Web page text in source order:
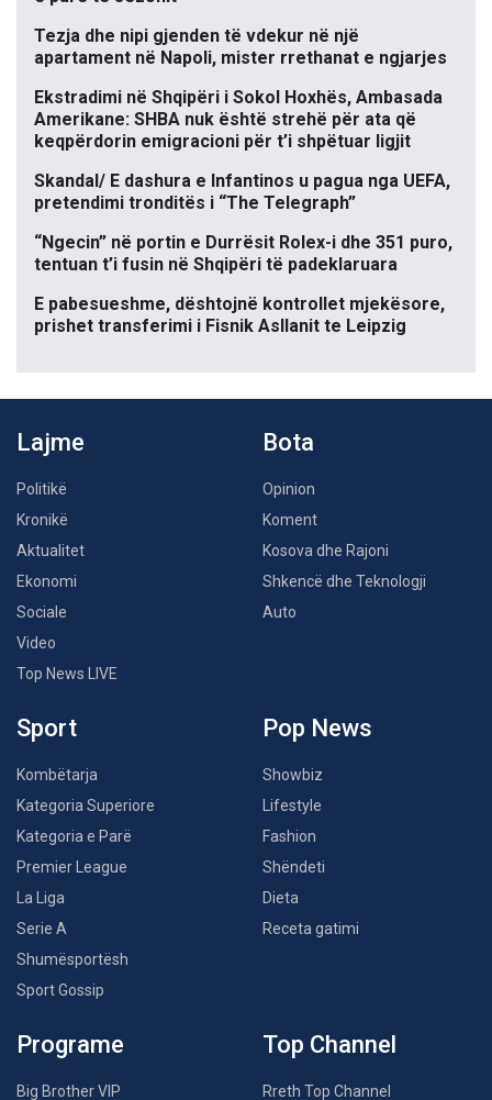
Tezja dhe nipi gjenden të vdekur në një
apartament në Napoli, mister rrethanat e ngjarjes
Ekstradimi në Shqipëri i Sokol Hoxhës, Ambasada
Amerikane: SHBA nuk është strehë për ata që
keqpërdorin emigracioni për t’i shpëtuar ligjit
Skandal/ E dashura e Infantinos u pagua nga UEFA,
pretendimi tronditës i “The Telegraph”
“Ngecin” në portin e Durrësit Rolex-i dhe 351 puro,
tentuan t’i fusin në Shqipëri të padeklaruara
E pabesueshme, dështojnë kontrollet mjekësore,
prishet transferimi i Fisnik Asllanit te Leipzig
Lajme
Politikë
Kronikë
Aktualitet
Ekonomi
Sociale
Video
Top News LIVE
Bota
Opinion
Koment
Kosova dhe Rajoni
Shkencë dhe Teknologji
Auto
Sport
Kombëtarja
Kategoria Superiore
Kategoria e Parë
Premier League
La Liga
Serie A
Shumësportësh
Sport Gossip
Pop News
Showbiz
Lifestyle
Fashion
Shëndeti
Dieta
Receta gatimi
Programe
Big Brother VIP
Top Channel
Rreth Top Channel